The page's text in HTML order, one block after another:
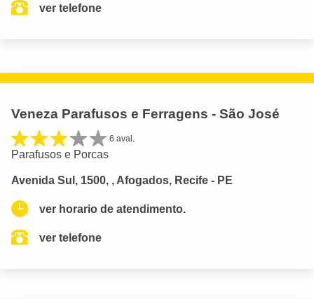
ver telefone
Veneza Parafusos e Ferragens - São José
6 aval.
Parafusos e Porcas
Avenida Sul, 1500, , Afogados, Recife - PE
ver horario de atendimento.
ver telefone